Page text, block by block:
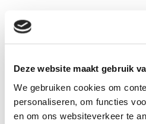
Deze website maakt gebruik
We gebruiken cookies om
personaliseren, om functies
en om ons websiteverkeer te
Productomschrijving
Specificaties